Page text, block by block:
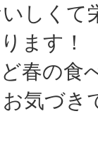
しくて
ます！
春の食
気づき